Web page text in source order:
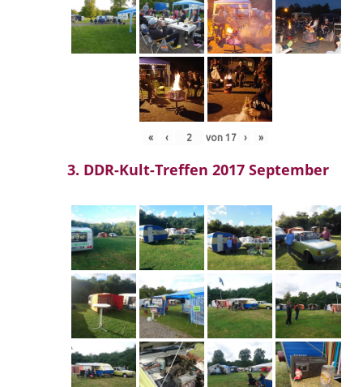
« ‹ von 17 › »
3. DDR-Kult-Treffen 2017 September